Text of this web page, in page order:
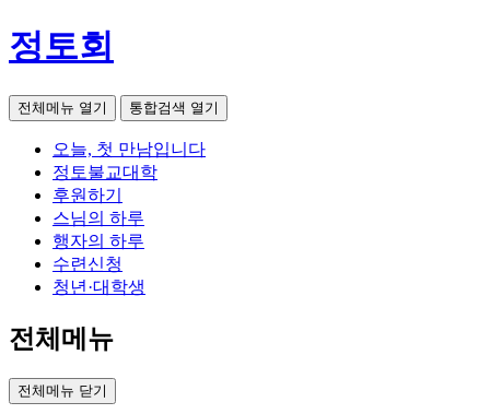
정토회
전체메뉴 열기 통합검색 열기
오늘, 첫 만남입니다
정토불교대학
후원하기
스님의 하루
행자의 하루
수련신청
청년·대학생
전체메뉴
전체메뉴 닫기